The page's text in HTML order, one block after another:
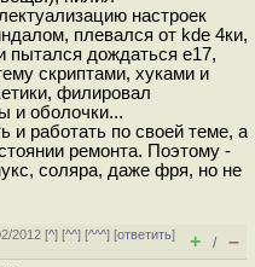
настроек
плевался от kde 4ки,
пытался дождаться e17,
скриптами, хуками и
филировал
и оболочки...
и работать по своей теме, а
ремонта. Поэтому -
соляра, даже фря, но не
2012 [^] [^^] [^^^] [ответить]
+ / –